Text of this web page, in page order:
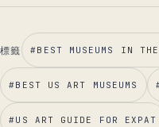
標籤 #BEST MUSEUMS IN
#BEST US ART MUSEUMS
#US ART GUIDE FOR EXPAT